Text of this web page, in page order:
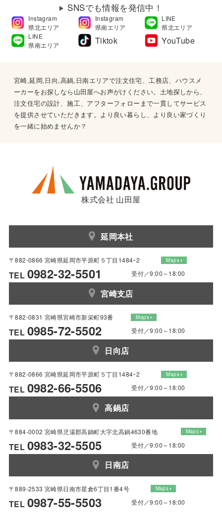
SNSでも情報を発信中！
Instagram
県北エリア
Instagram
県南エリア
LINE
県北エリア
LINE
県南エリア
Tiktok YouTube
宮崎,延岡,日向,高鍋,日南エリアで注文住宅、工務店、ハウスメ
ーカーをお探しなら山田屋へお声がけください。土地探しから、
注文住宅の設計、施工、アフターフォローまで一貫してサービス
を提供させていただきます。より良い暮らし、より良い家づくり
を一緒に始めませんか？
株式会社 山田屋
延岡本社
〒882-0866 宮崎県延岡市平原町５丁目1484ｰ2 Maps
TEL 0982-32-5501 受付／9:00～18:00
宮崎支店
〒882-0831 宮崎県宮崎市新栄町93番 Maps
TEL 0985-72-5502 受付／9:00～18:00
日向店
〒882-0866 宮崎県延岡市平原町５丁目1484ｰ2 Maps
TEL 0982-66-5506 受付／9:00～18:00
高鍋店
〒884-0002 宮崎県児湯郡高鍋町大字北高鍋4630番地 Maps
TEL 0983-32-5505 受付／9:00～18:00
日南店
〒889-2533 宮崎県日南市星倉6丁目1番4号 Maps
TEL 0987-55-5503 受付／9:00～18:00